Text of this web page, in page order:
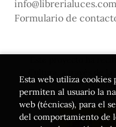
info@librerialuces.com
Formulario de
Esta web utiliza cookies
permiten al usuario la
web (técnicas), para el
del comportamiento de